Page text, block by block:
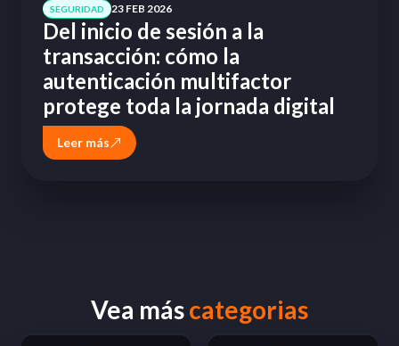
SEGURIDAD 23 FEB 2026
Del inicio de sesión a la
transacción: cómo la
autenticación multifactor
protege toda la jornada digital
Leer más
Vea máscategorias